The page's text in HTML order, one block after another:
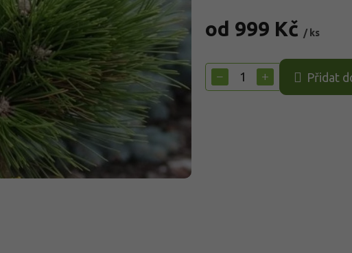
od 999 Kč / ks
cena:
+
− Přidat